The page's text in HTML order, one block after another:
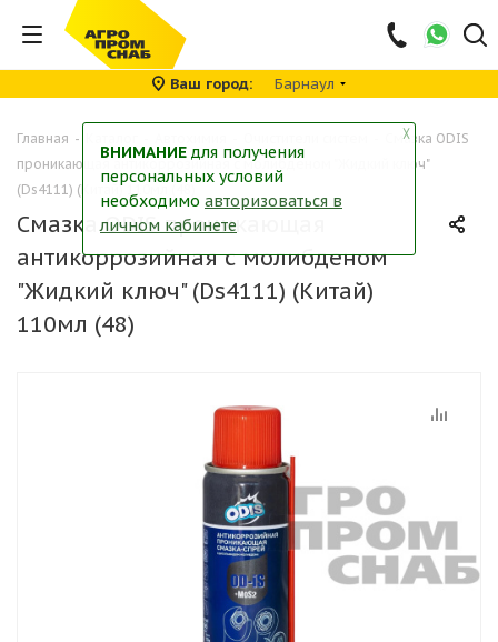
Ваш город Барнаул
Главная -
Смазка ODIS
проникающая антикоррозийная с молибденом "Жидкий ключ"
(Ds4111) (Китай) 110мл (48)
Смазка ODIS проникающая
антикоррозийная с молибденом
"Жидкий ключ" (Ds4111) (Китай)
110мл (48)
╳
ВНИМАНИЕ для получения
персональных условий
необходимо авторизоваться в
личном кабинете